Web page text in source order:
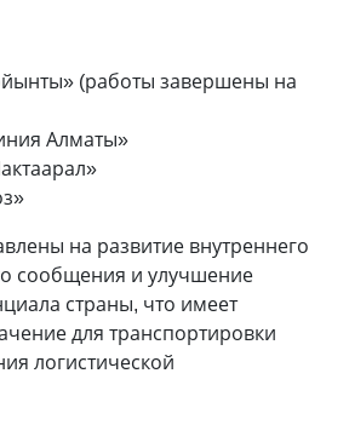
(работы завершены на
Алматы»
на развитие внутреннего
сообщения и улучшение
страны, что имеет
для транспортировки
логистической